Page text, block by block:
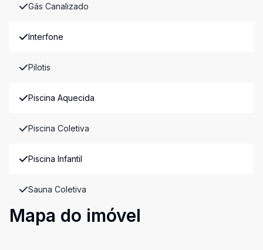
Gás Canalizado
Interfone
Pilotis
Piscina Aquecida
Piscina Coletiva
Piscina Infantil
Sauna Coletiva
Mapa do imóvel